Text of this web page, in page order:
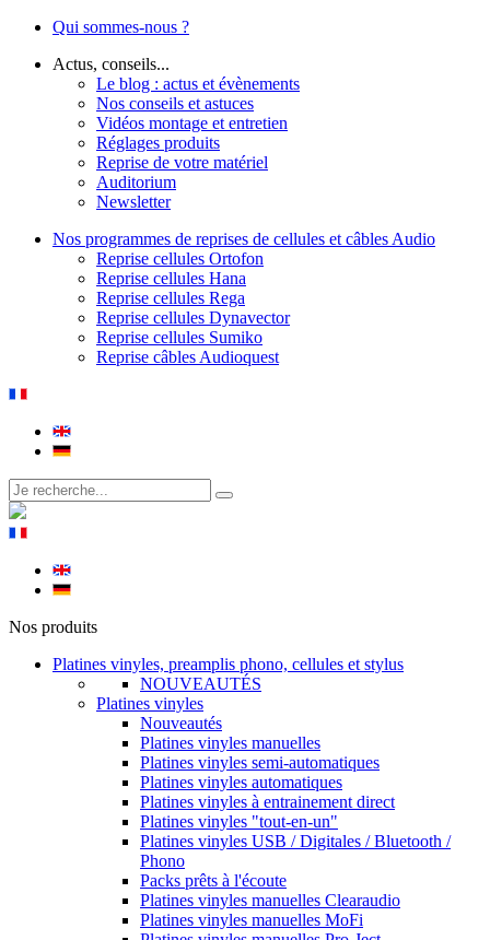
Qui sommes-nous ?
Actus, conseils...
Le blog : actus et évènements
Nos conseils et astuces
Vidéos montage et entretien
Réglages produits
Reprise de votre matériel
Auditorium
Newsletter
Nos programmes de reprises de cellules et câbles Audio
Reprise cellules Ortofon
Reprise cellules Hana
Reprise cellules Rega
Reprise cellules Dynavector
Reprise cellules Sumiko
Reprise câbles Audioquest
Nos produits
Platines vinyles, preamplis phono, cellules et stylus
NOUVEAUTÉS
Platines vinyles
Nouveautés
Platines vinyles manuelles
Platines vinyles semi-automatiques
Platines vinyles automatiques
Platines vinyles à entrainement direct
Platines vinyles "tout-en-un"
Platines vinyles USB / Digitales / Bluetooth /
Phono
Packs prêts à l'écoute
Platines vinyles manuelles Clearaudio
Platines vinyles manuelles MoFi